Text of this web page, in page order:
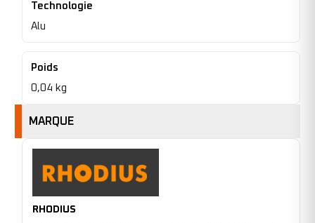
Technologie
Alu
Poids
0,04 kg
MARQUE
RHODIUS